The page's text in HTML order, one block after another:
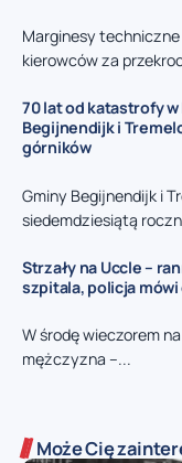
Marginesy
kierowców za
70 lat od katastrofy
Begijnendijk i
górników
Gminy Begijnendijk i
siedemdziesiątą
Strzały na Uccle –
szpitala, policja
W środę wieczorem
mężczyzna –...
Może Cię